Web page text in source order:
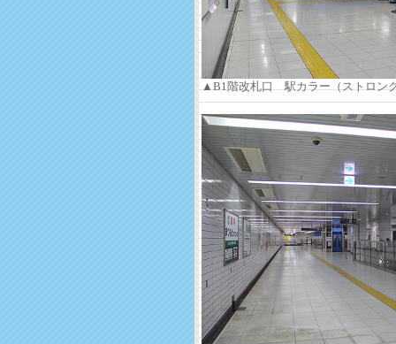
▲B1階改札口 駅カラー（ストロン